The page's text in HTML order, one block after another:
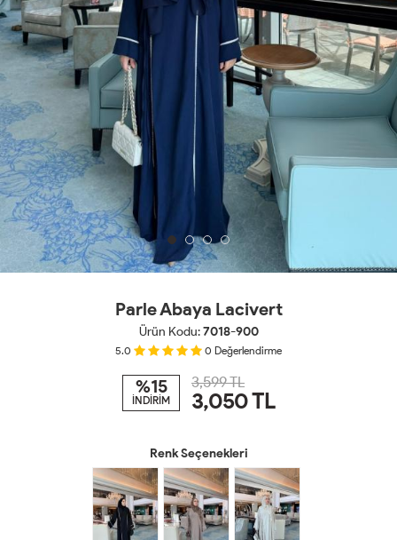
Parle Abaya Lacivert
Ürün Kodu:7018-900
5.0 0 Değerlendirme
%15
İNDİRİM
3,599 TL
3,050TL
Renk Seçenekleri